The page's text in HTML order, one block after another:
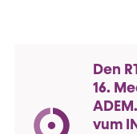
Den
16.
vum